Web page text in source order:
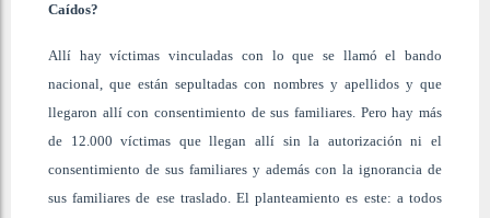
Caídos?
Allí hay víctimas vinculadas con lo que se llamó el bando
nacional, que están sepultadas con nombres y apellidos y que
llegaron allí con consentimiento de sus familiares. Pero hay más
de 12.000 víctimas que llegan allí sin la autorización ni el
consentimiento de sus familiares y además con la ignorancia de
sus familiares de ese traslado. El planteamiento es este: a todos